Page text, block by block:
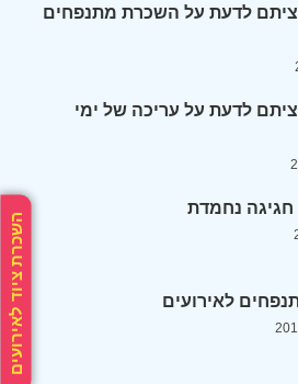
השכרת ציוד לאירועים
לדעת על השכרת מתנפחים
לדעת על עריכה של ימי
חגיגה נחמדת
לאירועים